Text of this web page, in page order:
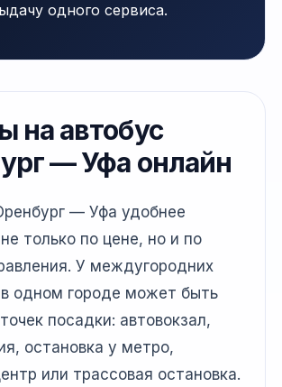
одного сервиса.
на автобус
— Уфа онлайн
— Уфа удобнее
только по цене, но и по
У междугородних
в одном городе может быть
посадки: автовокзал,
остановка у метро,
или трассовая остановка.